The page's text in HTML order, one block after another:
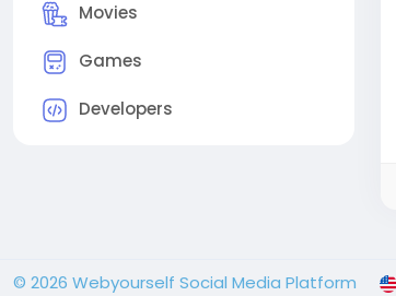
Movies
Games
Developers
© 2026 Webyourself Social Media Platform